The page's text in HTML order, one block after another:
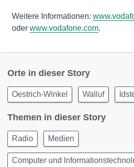
Weitere Informationen:
oder www.vodafone.com.
Orte in dieser Story
Oestrich-Winkel Walluf
Themen in dieser Story
Radio Medien
Computer und